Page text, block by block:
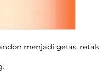
menjadi getas,